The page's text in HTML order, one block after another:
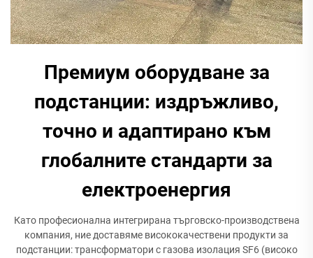
Премиум оборудване за
подстанции: издръжливо,
точно и адаптирано към
глобалните стандарти за
електроенергия
Като професионална интегрирана търговско-производствена
компания, ние доставяме висококачествени продукти за
подстанции: трансформатори с газова изолация SF6 (високо